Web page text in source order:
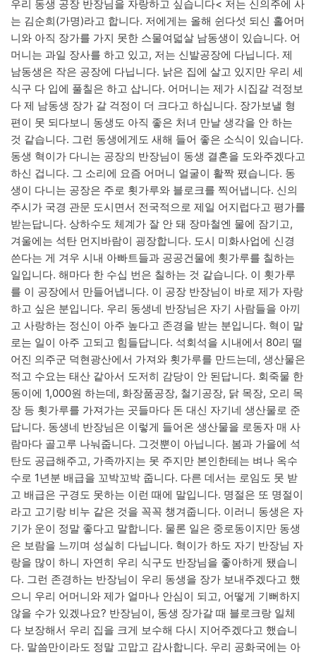
우리 동생 공장 반장님을 자랑하고 싶습니다< 저는 신의주에 사
는 김순희(가명)라고 합니다. 저에게는 올해 쉰다섯 되신 홀어머
니와 아직 장가를 가지 못한 스물여덟살 남동생이 있습니다. 어
머니는 과일 장사를 하고 있고, 저는 신발공장에 다닙니다. 제
남동생은 작은 공장에 다닙니다. 낡은 집에 살고 있지만 우리 세
식구 다 입에 풀칠은 하고 삽니다. 어머니는 제가 시집갈 걱정보
다 제 남동생 장가 갈 걱정이 더 크다고 하십니다. 장가보낼 형
편이 못 되다보니 동생도 아직 좋은 처녀 만날 생각을 안 하는
것 같습니다. 그런 동생에게도 새해 들어 좋은 소식이 있습니다.
동생 혁이가 다니는 공장의 반장님이 동생 결혼을 도와주겠다고
하신 겁니다. 그 소리에 요즘 어머니 얼굴이 활짝 폈습니다. 동
생이 다니는 공장은 주로 횟가루와 블로크를 찍어냅니다. 신의
주시가 국경 관문 도시면서 전국적으로 제일 어지럽다고 평가를
받는답니다. 상하수도 체계가 잘 안 돼 장마철엔 물에 잠기고,
겨울에는 석탄 먼지바람이 굉장합니다. 도시 미화사업에 신경
쓴다는 게 겨우 시내 아빠트들과 공공건물에 횟가루를 칠하는
일입니다. 해마다 한 수십 번은 칠하는 것 같습니다. 이 횟가루
를 이 공장에서 만들어냅니다. 이 공장 반장님이 바로 제가 자랑
하고 싶은 분입니다. 우리 동생네 반장님은 자기 사람들을 아끼
고 사랑하는 정신이 아주 높다고 존경을 받는 분입니다. 혁이 말
로는 일이 아주 고되고 힘들답니다. 석회석을 시내에서 80리 떨
어진 의주군 덕현광산에서 가져와 횟가루를 만드는데, 생산물은
적고 수요는 태산 같아서 도저히 감당이 안 된답니다. 회죽물 한
동이에 1,000원 하는데, 화장품공장, 철기공장, 닭 목장, 오리 목
장 등 횟가루를 가져가는 곳들마다 돈 대신 자기네 생산물로 준
답니다. 동생네 반장님은 이렇게 들어온 생산물을 로동자 매 사
람마다 골고루 나눠줍니다. 그것뿐이 아닙니다. 봄과 가을에 석
탄도 공급해주고, 가족까지는 못 주지만 본인한테는 벼나 옥수
수로 1년분 배급을 꼬박꼬박 줍니다. 다른 데서는 로임도 못 받
고 배급은 구경도 못하는 이런 때에 말입니다. 명절은 또 명절이
라고 고기랑 비누 같은 것을 꼭꼭 챙겨줍니다. 이러니 동생은 자
기가 운이 정말 좋다고 말합니다. 물론 일은 중로동이지만 동생
은 보람을 느끼며 성실히 다닙니다. 혁이가 하도 자기 반장님 자
랑을 많이 하니 자연히 우리 식구도 반장님을 좋아하게 됐습니
다. 그런 존경하는 반장님이 우리 동생을 장가 보내주겠다고 했
으니 우리 어머니와 제가 얼마나 안심이 되고, 어떻게 기뻐하지
않을 수가 있겠나요? 반장님이, 동생 장가갈 때 블로크랑 일체
다 보장해서 우리 집을 크게 보수해 다시 지어주겠다고 했습니
다. 말씀만이라도 정말 고맙고 감사합니다. 우리 공화국에는 아